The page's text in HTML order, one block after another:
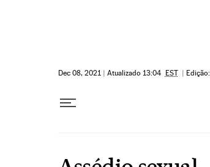
Dec 08, 2021 | Atualizado 13:04 EST | Edição: